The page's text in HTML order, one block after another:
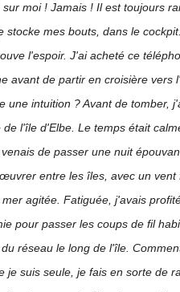
sur moi ! Jamais ! Il est toujours
stocke mes bouts, dans le cockpit.
l'espoir. J'ai acheté ce
avant de partir en croisière vers
une intuition ? Avant de tomber,
de l'île d'Elbe. Le temps était
de passer une nuit
entre les îles, avec un vent
agitée. Fatiguée, j'avais
pour passer les coups de fil
réseau le long de l'île.
je suis seule, je fais en sorte de